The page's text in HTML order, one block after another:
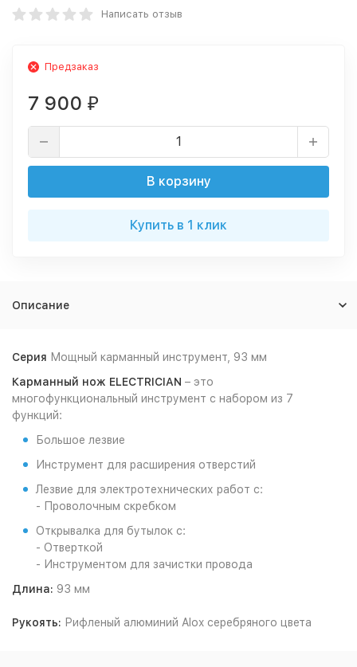
Написать отзыв
Предзаказ
7 900 ₽
В корзину
Купить в 1 клик
Описание
Серия Мощный карманный инструмент, 93 мм
Карманный нож ELECTRICIAN – это
многофункциональный инструмент с набором из 7
функций:
Большое лезвие
Инструмент для расширения отверстий
Лезвие для электротехнических работ с:
- Проволочным скребком
Открывалка для бутылок с:
- Отверткой
- Инструментом для зачистки провода
Длина: 93 мм
Рукоять: Рифленый алюминий Alox серебряного цвета